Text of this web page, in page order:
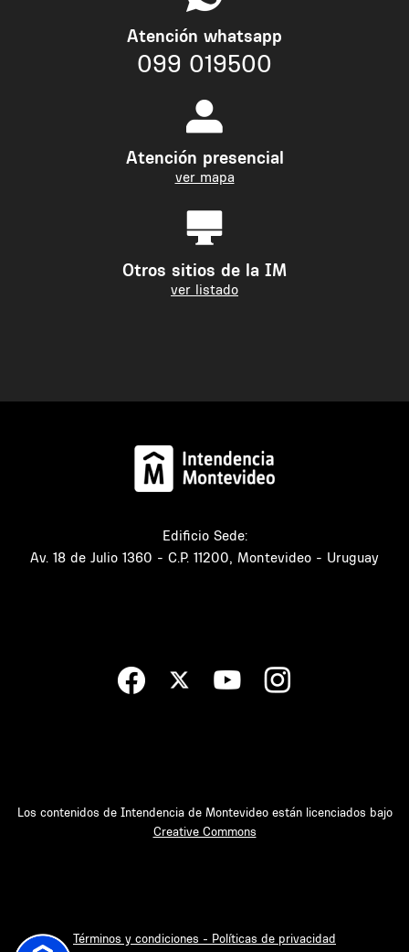
Atención whatsapp
099 019500
Atención presencial
ver mapa
Otros sitios de la IM
ver listado
Edificio Sede:
Av. 18 de Julio 1360 - C.P. 11200, Montevideo - Uruguay
Los contenidos de Intendencia de Montevideo están licenciados bajo
Creative Commons
Términos y condiciones - Políticas de privacidad